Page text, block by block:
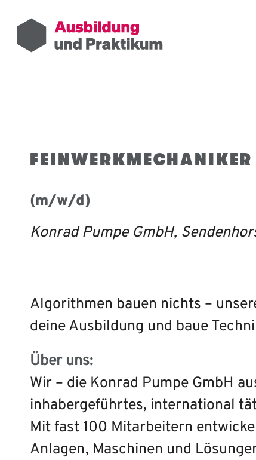
(m/w/d)
Konrad Pumpe GmbH,
Algorithmen bauen nichts –
deine Ausbildung und baue
Über uns:
Wir – die Konrad Pumpe GmbH
inhabergeführtes, international
Mit fast 100 Mitarbeitern
Anlagen, Maschinen und